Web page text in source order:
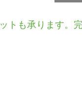
トも承ります。